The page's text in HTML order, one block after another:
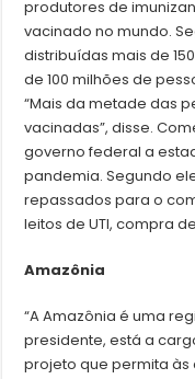
produtores de
vacinado no mundo.
distribuídas mais de
de 100 milhões de
“Mais da metade das
vacinadas”, disse.
governo federal a
pandemia. Segundo
repassados para o
leitos de UTI, compra
Amazônia
“A Amazônia é uma
presidente, está a
projeto que permita